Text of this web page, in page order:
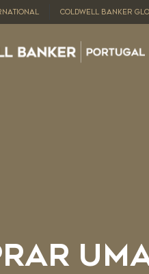
COLDWELL BANKER